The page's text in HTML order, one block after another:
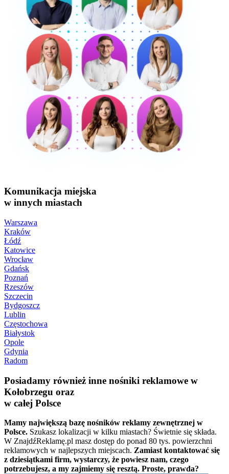
Komunikacja miejska
w innych miastach
Warszawa
Kraków
Łódź
Katowice
Wrocław
Gdańsk
Poznań
Rzeszów
Szczecin
Bydgoszcz
Lublin
Częstochowa
Białystok
Opole
Gdynia
Radom
Posiadamy również inne nośniki reklamowe w
Kołobrzegu oraz
w całej Polsce
Mamy największą bazę nośników reklamy zewnętrznej w
Polsce. Szukasz lokalizacji w kilku miastach? Świetnie się składa.
W ZnajdźReklamę.pl masz dostęp do ponad 80 tys. powierzchni
reklamowych w najlepszych miejscach. Zamiast kontaktować się
z dziesiątkami firm, wystarczy, że powiesz nam, czego
potrzebujesz, a my zajmiemy się resztą. Proste, prawda?